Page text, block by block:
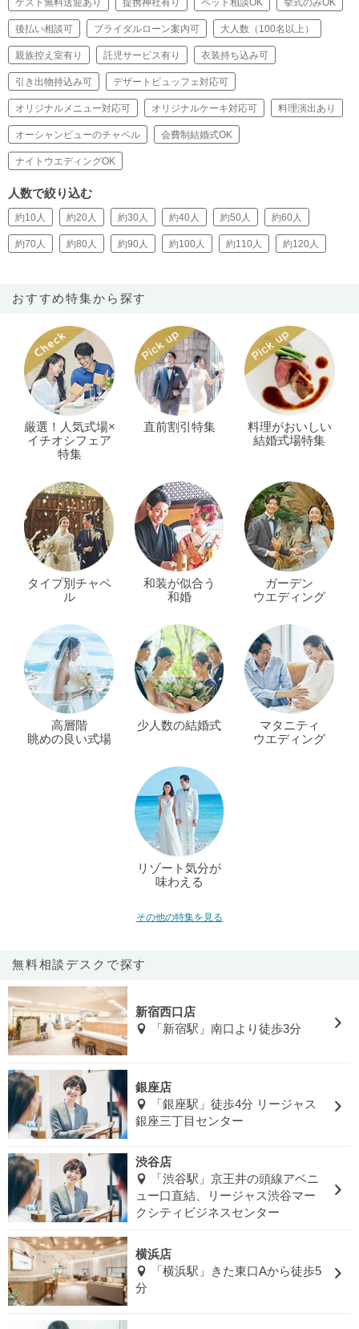
ゲスト無料送迎あり 提携神社有り ペット相談OK 挙式のみOK
後払い相談可 ブライダルローン案内可 大人数（100名以上）
親族控え室有り 託児サービス有り 衣装持ち込み可
引き出物持込み可 デザートビュッフェ対応可
オリジナルメニュー対応可 オリジナルケーキ対応可 料理演出あり
オーシャンビューのチャペル 会費制結婚式OK
ナイトウエディングOK
人数で絞り込む
約10人 約20人 約30人 約40人 約50人 約60人
約70人 約80人 約90人 約100人 約110人 約120人
おすすめ特集から探す
厳選！人気式場×
イチオシフェア
特集
直前割引特集
料理がおいしい
結婚式場特集
タイプ別チャペ
ル
和装が似合う
和婚
ガーデン
ウエディング
高層階
眺めの良い式場
少人数の結婚式
マタニティ
ウエディング
リゾート気分が
味わえる
その他の特集を見る
無料相談デスクで探す
新宿西口店
「新宿駅」南口より徒歩3分
銀座店
「銀座駅」徒歩4分 リージャス
銀座三丁目センター
渋谷店
「渋谷駅」京王井の頭線アベニ
ュー口直結、リージャス渋谷マー
クシティビジネスセンター
横浜店
「横浜駅」きた東口Aから徒歩5
分